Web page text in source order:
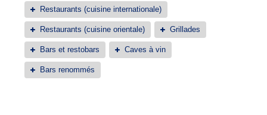
Restaurants (cuisine internationale)
Restaurants (cuisine orientale) Grillades
Bars et restobars Caves à vin
Bars renommés